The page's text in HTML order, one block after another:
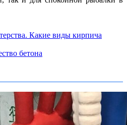
Какие виды кирпича
бетона